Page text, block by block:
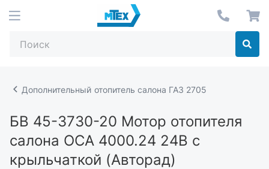
Дополнительный отопитель салона ГАЗ 2705
БВ 45-3730-20 Мотор отопителя
салона ОСА 4000.24 24В с
крыльчаткой (Авторад)